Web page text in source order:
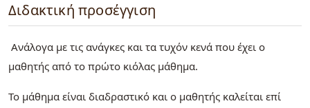
Διδακτική προσέγγιση
Ανάλογα με τις ανάγκες και τα τυχόν κενά που έχει ο
μαθητής από το πρώτο κιόλας μάθημα.
Το μάθημα είναι διαδραστικό και ο μαθητής καλείται επί